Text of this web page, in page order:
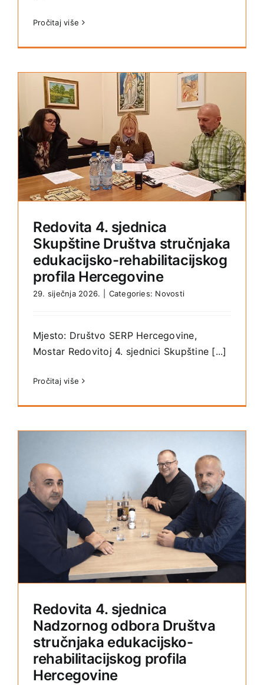
Pročitaj više
Redovita 4. sjednica
Skupštine Društva stručnjaka
edukacijsko-rehabilitacijskog
profila Hercegovine
29. siječnja 2026. Categories: Novosti
Mjesto: Društvo SERP Hercegovine,
Mostar Redovitoj 4. sjednici Skupštine [...]
Pročitaj više
Redovita 4. sjednica
Nadzornog odbora Društva
stručnjaka edukacijsko-
rehabilitacijskog profila
Hercegovine